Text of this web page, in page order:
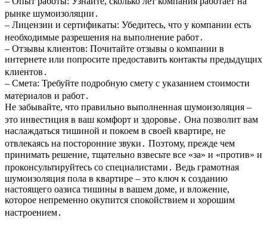
рынке шумоизоляции․
– Лицензии и сертификаты: Убедитесь, что у компании есть
необходимые разрешения на выполнение работ․
– Отзывы клиентов: Почитайте отзывы о компании в
интернете или попросите предоставить контакты предыдущих
клиентов․
– Смета: Требуйте подробную смету с указанием стоимости
материалов и работ․
Не забывайте, что правильно выполненная шумоизоляция –
это инвестиция в ваш комфорт и здоровье․ Она позволит вам
наслаждаться тишиной и покоем в своей квартире, не
отвлекаясь на посторонние звуки․ Поэтому, прежде чем
принимать решение, тщательно взвесьте все «за» и «против» и
проконсультируйтесь со специалистами․ Ведь грамотная
шумоизоляция пола в квартире – это ключ к созданию
настоящего оазиса тишины в вашем доме, и вложение,
которое непременно окупится спокойствием и хорошим
настроением․